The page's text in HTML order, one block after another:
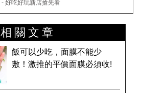
- 好吃好玩新店搶先看
相關文章
飯可以少吃，面膜不能少
敷！激推的平價面膜必須收!